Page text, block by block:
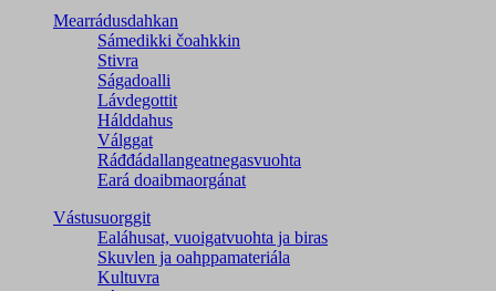
Mearrádusdahkan
Sámedikki čoahkkin
Stivra
Ságadoalli
Lávdegottit
Hálddahus
Válggat
Ráđđádallangeatnegas­vuohta
Eará doaibmaorgánat
Vástusuorggit
Ealáhusat, vuoigatvuohta ja biras
Skuvlen ja oahppamateriála
Kultuvra